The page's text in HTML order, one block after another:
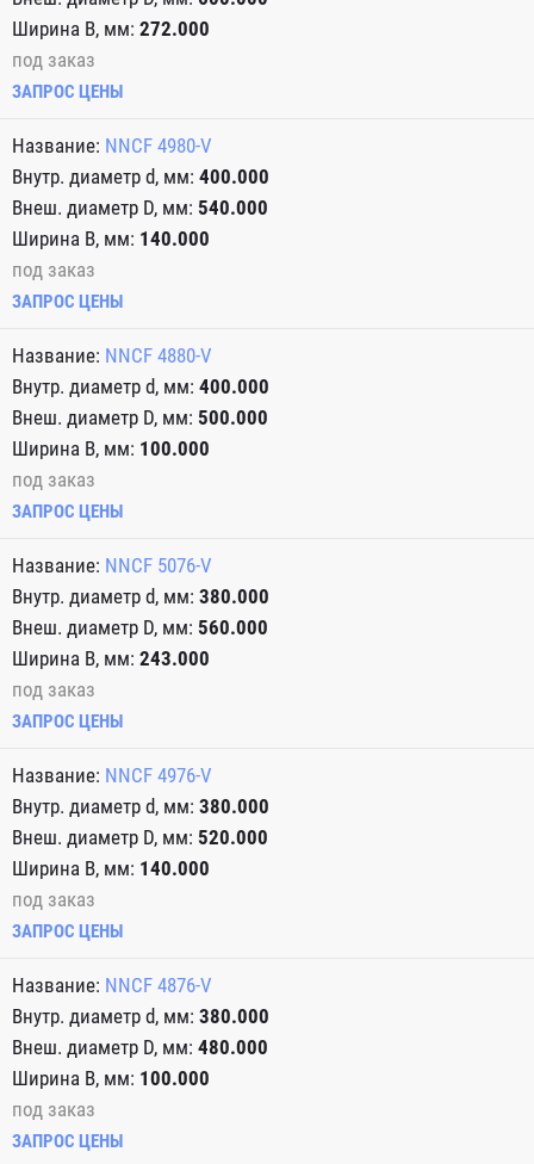
272.000
под заказ
ЗАПРОС ЦЕНЫ
NNCF 4980-V
400.000
540.000
140.000
под заказ
ЗАПРОС ЦЕНЫ
NNCF 4880-V
400.000
500.000
100.000
под заказ
ЗАПРОС ЦЕНЫ
NNCF 5076-V
380.000
560.000
243.000
под заказ
ЗАПРОС ЦЕНЫ
NNCF 4976-V
380.000
520.000
140.000
под заказ
ЗАПРОС ЦЕНЫ
NNCF 4876-V
380.000
480.000
100.000
под заказ
ЗАПРОС ЦЕНЫ